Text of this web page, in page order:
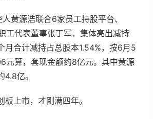
黄源浩联合6家员工持股平台、
工代表董事张丁军，集体亮出减持
月合计减持占总股本1.54%，按6月5
元算，套现金额约8亿元。其中黄源
亿。
板上市，才刚满四年。